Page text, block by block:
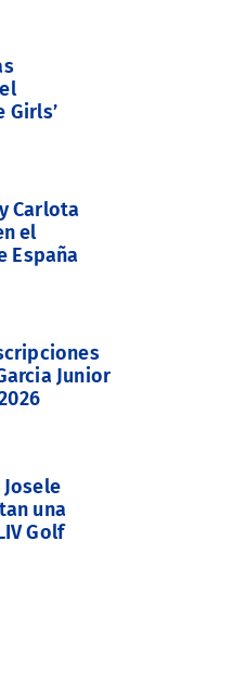
Girls’
Carlota
el
España
Junior
una
Golf